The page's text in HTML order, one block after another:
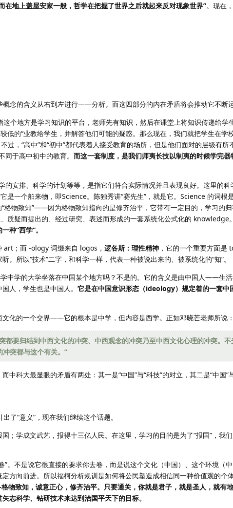
在地上盖屋安家一般，哲学在把握了世界之后就起来反对现象世界”。现在
念的含义从右到左进行一一分析。而这四部分的内在矛盾将会推动它不断运
这个地方是学习知识的平台，老师先有知识，然后在课堂上将知识传递给学
的“业教给学生，并解答他们可能的疑惑。那么现在，我们就把学生在学
过，“高中”和“初中”都代表着人接受教育的场所，但是他们面对的层级有
同于高中初中的教育。 而这一套制度，是我们师夷长技以制夷的时候学完
的安排、科学的计划等等，是指它们符合实际情况并且表现良好。这里的
是一个舶来物，即Science。陈独秀讲“赛先生”，就是它。Science 的词根
“格物致知”——因为格物致知指向的是修齐治平，它带有一定目的，学习的
质疑而提出的、经过研究、表述而形成的一套系统化公式化的 knowledge
种“西学”。
；而 -ology 词缀来自 logos， 逻各斯：理性精神 ，它的一个重要方面是
所以“技术”二字，和科学一样，代表一种被说出来的、被系统化的“知”。
中学的大学坐落在中国某个地方吗？不是的。它的含义是由中国人——生
人，学生也是中国人。 它是在中国意识形态（ideology）规定着的一套
化的一个交界——它的根本是中学，但内容是西学。正如邓晓芒老师所说：
都要归结到中西文化的冲突、中西观念的冲突乃至中西文化心理的冲突。
突都与这个有关。”
科大最显眼的矛盾有两处：其一是“中国”与“科技”的对立，其二是“中国”与
了“意义”，现在我们继续这个话题。
；学成文武艺，报得十三亿人民。在这里，学习的目的是为了“报国”，我
。不是说它很直接的要求你去卷，而是说这个文化（中国）、这个环境（
方向前进。所以福柯分析规训是如何将公民塑造成相信同一种价值观的个
物致知，诚意正心，修齐治平。只要通关，你就是君子，就是圣人，就有
志科学、钻研技术来达到治国平天下的目标。